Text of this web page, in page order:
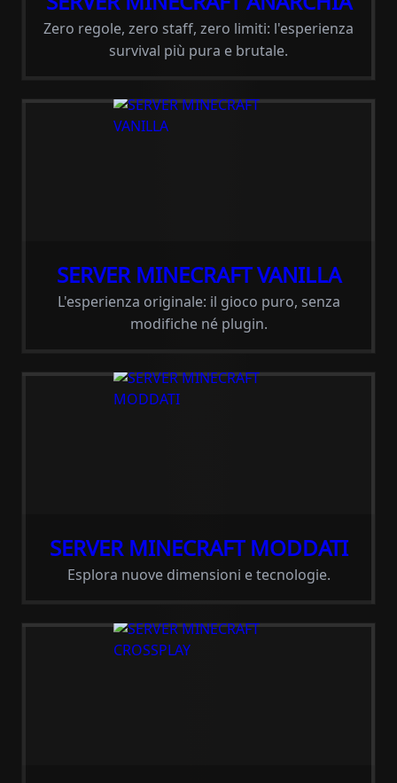
Zero regole, zero staff, zero limiti: l'esperienza
survival più pura e brutale.
SERVER MINECRAFT VANILLA
L'esperienza originale: il gioco puro, senza
modifiche né plugin.
SERVER MINECRAFT MODDATI
Esplora nuove dimensioni e tecnologie.